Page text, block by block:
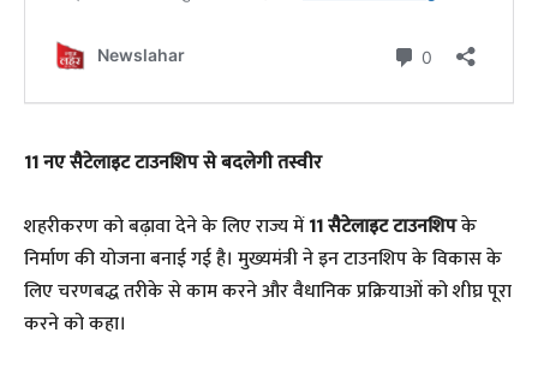
​11 नए सैटेलाइट टाउनशिप से बदलेगी तस्वीर
​शहरीकरण को बढ़ावा देने के लिए राज्य में11 सैटेलाइट टाउनशिपके
निर्माण की योजना बनाई गई है। मुख्यमंत्री ने इन टाउनशिप के विकास के
लिए चरणबद्ध तरीके से काम करने और वैधानिक प्रक्रियाओं को शीघ्र पूरा
करने को कहा।